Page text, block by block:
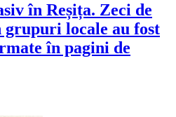
în Reșița. Zeci de
locale au fost
în pagini de